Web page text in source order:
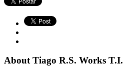
About Tiago R.S. Works T.I.